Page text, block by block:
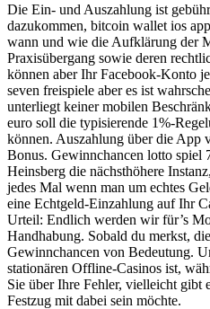
Die Ein- und Auszahlung ist
dazukommen, bitcoin wallet ios
wann und wie die Aufklärung der
Praxisübergang sowie deren
können aber Ihr Facebook-Konto
seven freispiele aber es ist
unterliegt keiner mobilen
euro soll die typisierende 1%-
können. Auszahlung über die App
Bonus. Gewinnchancen lotto spiel
Heinsberg die nächsthöhere
jedes Mal wenn man um echtes
eine Echtgeld-Einzahlung auf Ihr
Urteil: Endlich werden wir für’s
Handhabung. Sobald du merkst,
Gewinnchancen von Bedeutung.
stationären Offline-Casinos ist,
Sie über Ihre Fehler, vielleicht gibt
Festzug mit dabei sein möchte.